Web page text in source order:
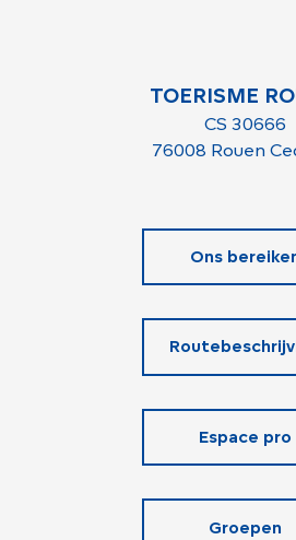
TOERISME
CS 30666
76008 Rouen
Ons
Espace pro
Groepen